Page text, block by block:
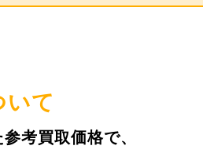
いて
考買取価格で、